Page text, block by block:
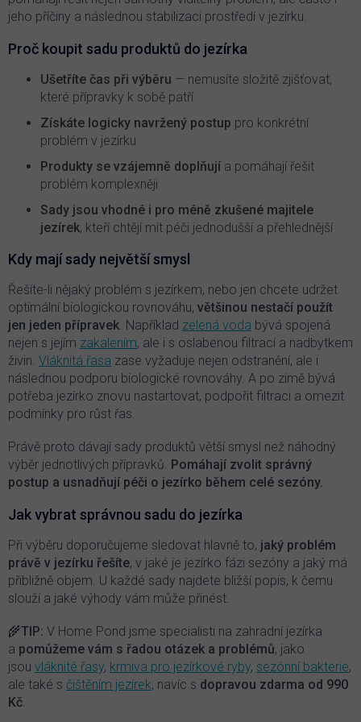
p
i
u
jeho příčiny a následnou stabilizaci prostředí v jezírku.
Proč koupit sadu produktů do jezírka
Ušetříte čas při výběru — nemusíte složitě zjišťovat,
které přípravky k sobě patří
Získáte logicky navržený postup pro konkrétní
problém v jezírku
Produkty se vzájemně doplňují a pomáhají řešit
problém komplexněji
Sady jsou vhodné i pro méně zkušené majitele
jezírek, kteří chtějí mít péči jednodušší a přehlednější
Kdy mají sady největší smysl
Řešíte-li nějaký problém s jezírkem, nebo jen chcete udržet
optimální biologickou rovnováhu, většinou nestačí použít
jen jeden přípravek. Například zelená voda bývá spojená
nejen s jejím zakalením, ale i s oslabenou filtrací a nadbytkem
živin. Vláknitá řasa zase vyžaduje nejen odstranění, ale i
následnou podporu biologické rovnováhy. A po zimě bývá
potřeba jezírko znovu nastartovat, podpořit filtraci a omezit
podmínky pro růst řas.
Právě proto dávají sady produktů větší smysl než náhodný
výběr jednotlivých přípravků. Pomáhají zvolit správný
postup a usnadňují péči o jezírko během celé sezóny.
Jak vybrat správnou sadu do jezírka
Při výběru doporučujeme sledovat hlavně to, jaký problém
právě v jezírku řešíte, v jaké je jezírko fázi sezóny a jaký má
přibližně objem. U každé sady najdete bližší popis, k čemu
slouží a jaké výhody vám může přinést.
🌾TIP: V Home Pond jsme specialisti na zahradní jezírka
a pomůžeme vám s řadou otázek a problémů, jako
jsou vláknité řasy, krmiva pro jezírkové ryby, sezónní bakterie,
ale také s čištěním jezírek, navíc s dopravou zdarma od 990
Kč.